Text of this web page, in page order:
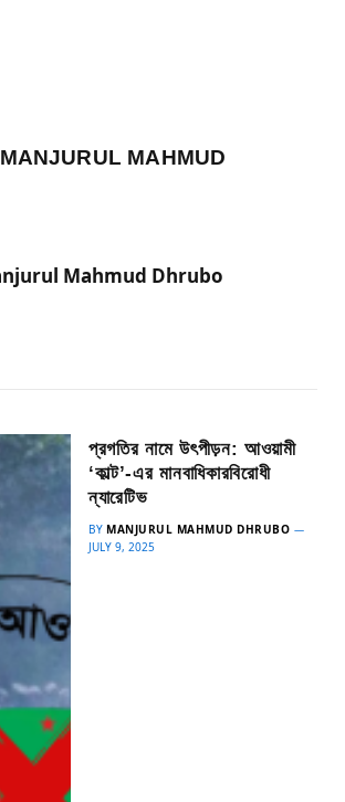
MANJURUL MAHMUD
Mahmud Dhrubo
প্রগতির নামে উৎপীড়ন: আওয়ামী
‘কাল্ট’-এর মানবাধিকারবিরোধী
ন্যারেটিভ
BY MANJURUL MAHMUD DHRUBO
JULY 9, 2025